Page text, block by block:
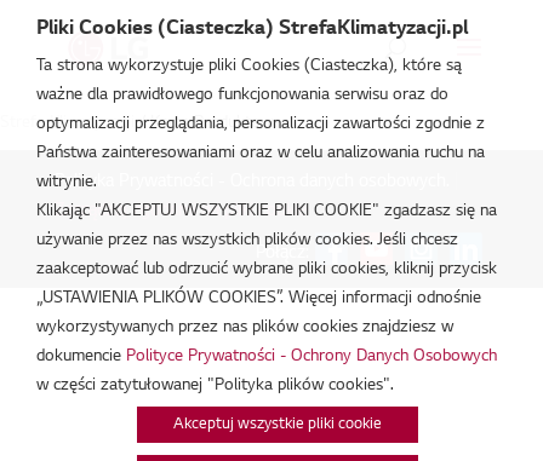
Strefa Klimatyzacji /Karta Produktowa
Polityka Prywatności - Ochrona danych osobowych.
Zarządzaj zgodami na pliki cookie
Połącz:
Pliki Cookies (Ciasteczka) StrefaKlimatyzacji.pl
Ta strona wykorzystuje pliki Cookies (Ciasteczka), które są
ważne dla prawidłowego funkcjonowania serwisu oraz do
optymalizacji przeglądania, personalizacji zawartości zgodnie z
Państwa zainteresowaniami oraz w celu analizowania ruchu na
witrynie.
Klikając "AKCEPTUJ WSZYSTKIE PLIKI COOKIE" zgadzasz się na
używanie przez nas wszystkich plików cookies. Jeśli chcesz
zaakceptować lub odrzucić wybrane pliki cookies, kliknij przycisk
„USTAWIENIA PLIKÓW COOKIES”. Więcej informacji odnośnie
wykorzystywanych przez nas plików cookies znajdziesz w
dokumencie Polityce Prywatności - Ochrony Danych Osobowych
w części zatytułowanej "Polityka plików cookies".
Akceptuj wszystkie pliki cookie